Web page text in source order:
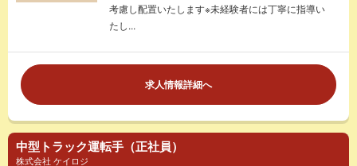
考慮し配置いたします※未経験者には丁寧に指導い
たし...
求人情報詳細へ
中型トラック運転手（正社員）
株式会社 ケイロジ